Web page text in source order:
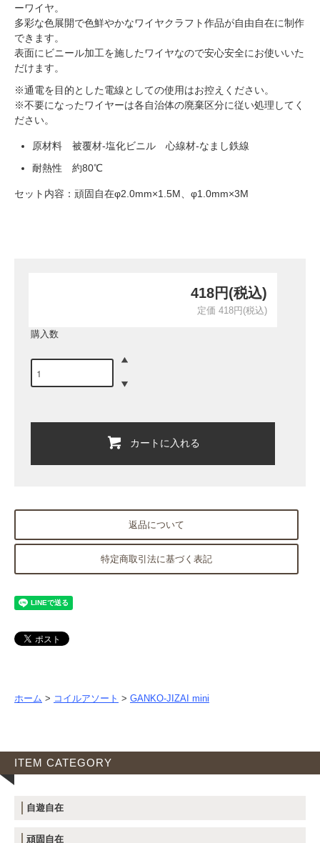
ーワイヤ。
多彩な色展開で色鮮やかなワイヤクラフト作品が自由自在に制作
できます。
表面にビニール加工を施したワイヤなので安心安全にお使いいた
だけます。
※通電を目的とした電線としての使用はお控えください。
※不要になったワイヤーは各自治体の廃棄区分に従い処理してく
ださい。
原材料 被覆材-塩化ビニル 心線材-なまし鉄線
耐熱性 約80℃
セット内容：頑固自在φ2.0mm×1.5M、φ1.0mm×3M
418円(税込)
定価 418円(税込)
購入数
カートに入れる
返品について
特定商取引法に基づく表記
ホーム > コイルアソート > GANKO-JIZAI mini
ITEM CATEGORY
自遊自在
頑固自在